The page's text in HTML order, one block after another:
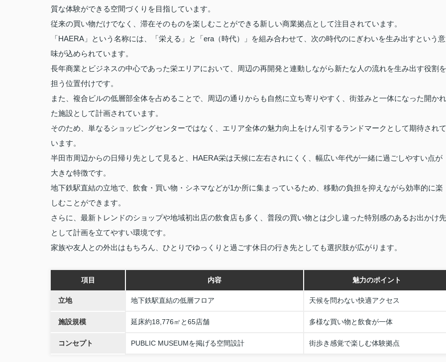
質な体験ができる空間づくりを目指しています。
従来の買い物だけでなく、滞在そのものを楽しむことができる新しい商業拠点として注目されています。
「HAERA」という名称には、「栄える」と「era（時代）」を組み合わせて、次の時代のにぎわいを生み出すという意
味が込められています。
長年商業とビジネスの中心であった栄エリアにおいて、周辺の再開発と連動しながら新たな人の流れを生み出す役割を
担う位置付けです。
また、複合ビルの低層部全体を占めることで、周辺の通りからも自然に立ち寄りやすく、街並みと一体になった開かれ
た施設として計画されています。
そのため、単なるショッピングセンターではなく、エリア全体の魅力向上をけん引するランドマークとして期待されて
います。
半田市周辺からの日帰り先として見ると、HAERA栄は天候に左右されにくく、幅広い年代が一緒に過ごしやすい点が
大きな特徴です。
地下鉄駅直結の立地で、飲食・買い物・シネマなどが1か所に集まっているため、移動の負担を抑えながら効率的に楽
しむことができます。
さらに、最新トレンドのショップや地域初出店の飲食店も多く、普段の買い物とは少し違った特別感のあるお出かけ先
として計画を立てやすい環境です。
家族や友人との外出はもちろん、ひとりでゆっくりと過ごす休日の行き先としても選択肢が広がります。
項目 内容 魅力のポイント
立地 地下鉄駅直結の低層フロア 天候を問わない快適アクセス
施設規模 延床約18,776㎡と65店舗 多様な買い物と飲食が一体
コンセプト PUBLIC MUSEUMを掲げる空間設計 街歩き感覚で楽しむ体験拠点